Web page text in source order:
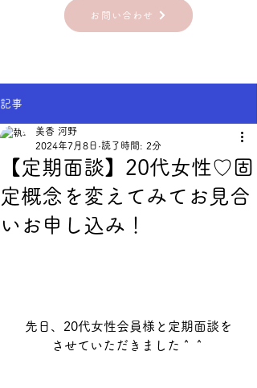
お問い合わせ
記事
【定期面談】20代女性♡固
定概念を変えてみてお見合
いお申し込み！
美香 河野
2024年7月8日 読了時間: 2分
先日、20代女性会員様と定期面談を
させていただきました＾＾